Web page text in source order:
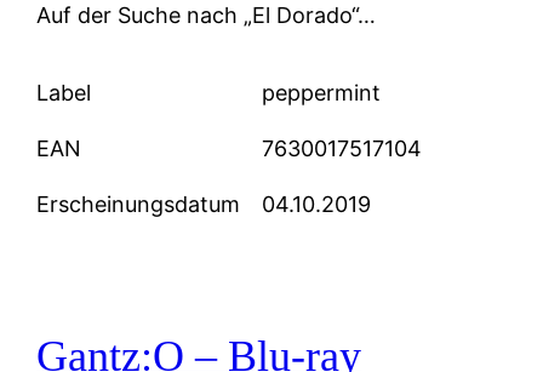
Auf der Suche nach „El Dorado“…
Label peppermint
EAN 7630017517104
Erscheinungsdatum 04.10.2019
Gantz:O – Blu-ray